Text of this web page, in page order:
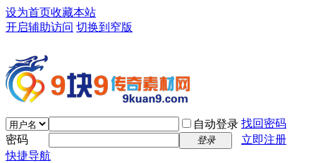
设为首页收藏本站
开启辅助访问 切换到窄版
自动登录 找回密码
密码
登录
立即注册
快捷导航